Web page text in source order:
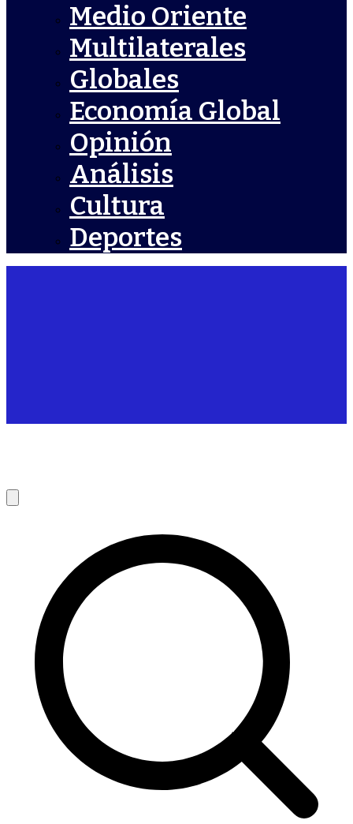
Medio Oriente
Multilaterales
Globales
Economía Global
Opinión
Análisis
Cultura
Deportes